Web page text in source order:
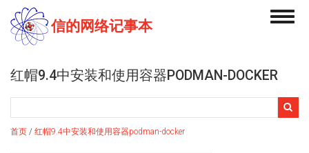
信的网络记事本
红帽9.4中安装和使用容器PODMAN-DOCKER
索
表
索
首页 / 红帽9.4中安装和使用容器podman-docker